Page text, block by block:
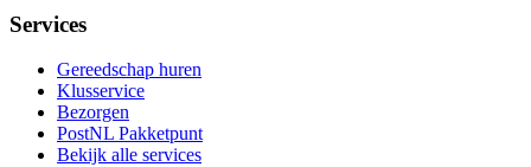
Services
Gereedschap huren
Klusservice
Bezorgen
PostNL Pakketpunt
Bekijk alle services